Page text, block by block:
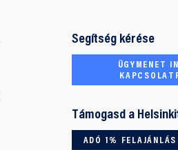
Segítség kérése
ÜGYMENET
Támogasd a
ADÓ 1% FELAJÁNLÁS